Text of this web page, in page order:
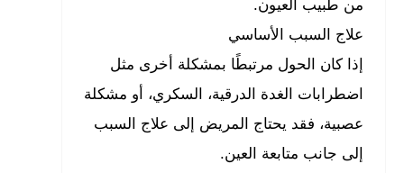
من طبيب العيون.
علاج السبب الأساسي
إذا كان الحول مرتبطًا بمشكلة أخرى مثل
اضطرابات الغدة الدرقية، السكري، أو مشكلة
عصبية، فقد يحتاج المريض إلى علاج السبب
إلى جانب متابعة العين.